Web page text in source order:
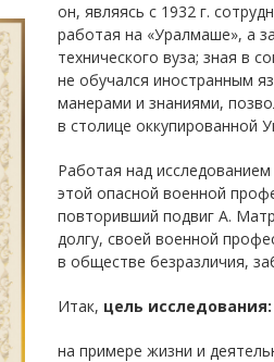
он, являясь с 1932 г.
работая на «Уралмаше», а
технического вуза; зная в
не обучался иностранным
манерами и знаниями,
в столице оккупированной
Работая над
этой опасной военной
повторивший подвиг А.
долгу, своей военной
в обществе безразличия,
Итак, цель исследования:
на примере жизни и